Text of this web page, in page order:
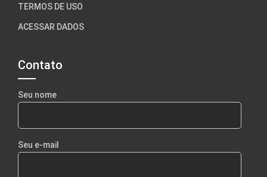
TERMOS DE USO
ACESSAR DADOS
Contato
Seu nome
Seu e-mail